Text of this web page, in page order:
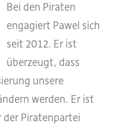
Bei den Piraten
engagiert Pawel sich
seit 2012. Er ist
überzeugt, dass
unsere
werden. Er ist
Piratenpartei